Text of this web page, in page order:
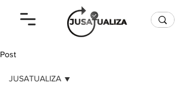
Post
JUSATUALIZA